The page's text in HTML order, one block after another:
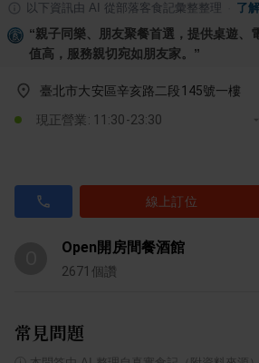
以下資訊由 AI 從部落客食記彙整整理 了
“親子同樂、朋友聚餐首選，提供桌遊、
值高，服務親切宛如朋友家。 ”
臺北市大安區辛亥路二段145號一樓
現正營業: 11:30-23:30
線上訂位
Open開房間餐酒館
2671 個讚
常見問題